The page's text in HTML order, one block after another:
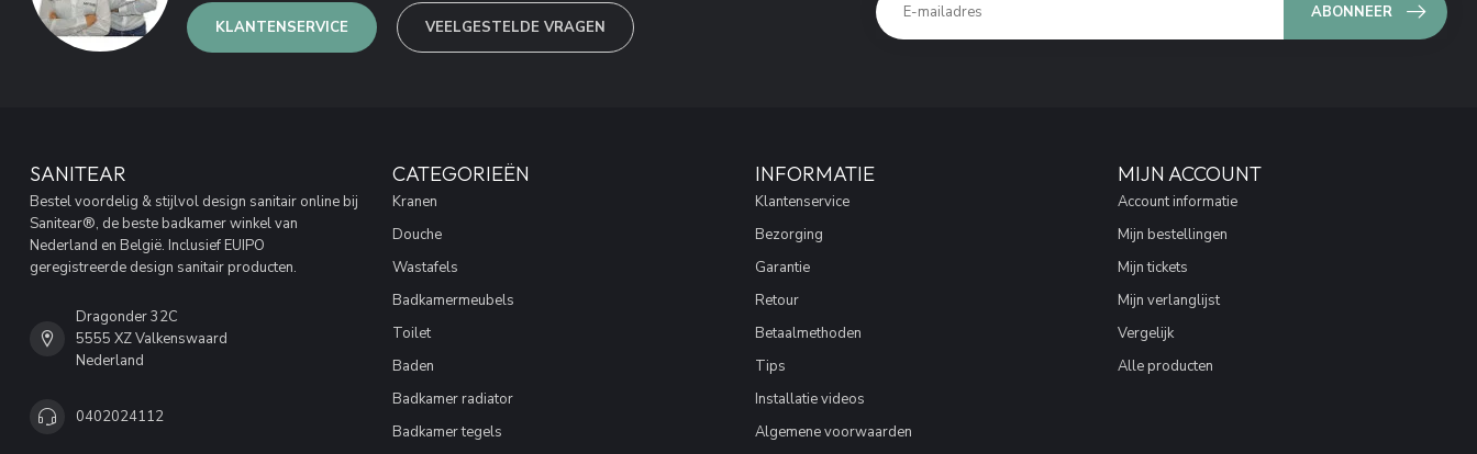
KLANTENSERVICE VEELGESTELDE VRAGEN
ABONNEER
SANITEAR
Bestel voordelig & stijlvol design sanitair online bij
Sanitear®, de beste badkamer winkel van
Nederland en België. Inclusief EUIPO
geregistreerde design sanitair producten.
Dragonder 32C
5555 XZ Valkenswaard
Nederland
0402024112
CATEGORIEËN
Kranen
Douche
Wastafels
Badkamermeubels
Toilet
Baden
Badkamer radiator
Badkamer tegels
INFORMATIE
Klantenservice
Bezorging
Garantie
Retour
Betaalmethoden
Tips
Installatie videos
Algemene voorwaarden
MIJN ACCOUNT
Account informatie
Mijn bestellingen
Mijn tickets
Mijn verlanglijst
Vergelijk
Alle producten